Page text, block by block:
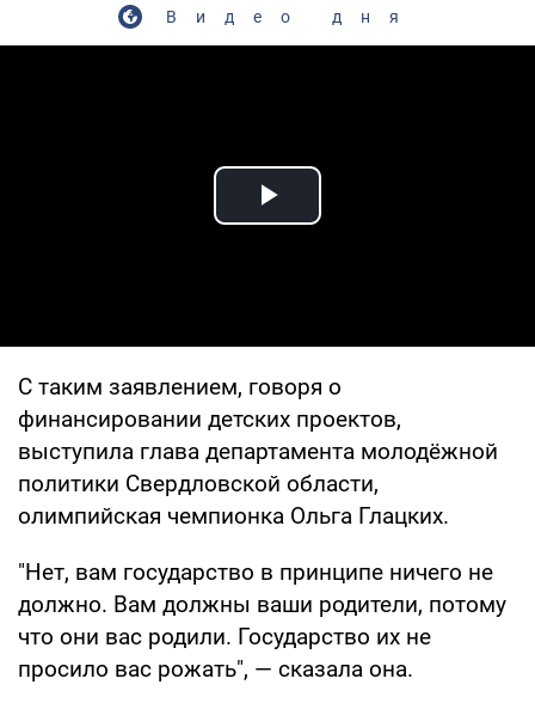
Видео дня
Play Video
С таким заявлением, говоря о
финансировании детских проектов,
выступила глава департамента молодёжной
политики Свердловской области,
олимпийская чемпионка Ольга Глацких.
"Нет, вам государство в принципе ничего не
должно. Вам должны ваши родители, потому
что они вас родили. Государство их не
просило вас рожать", — сказала она.